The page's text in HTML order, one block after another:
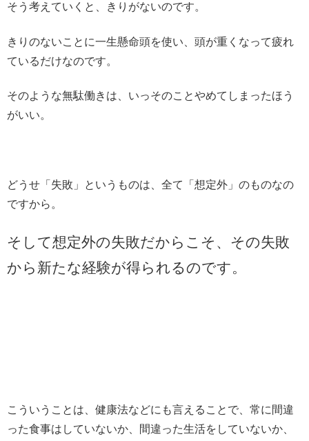
そう考えていくと、きりがないのです。
きりのないことに一生懸命頭を使い、頭が重くなって疲れ
ているだけなのです。
そのような無駄働きは、いっそのことやめてしまったほう
がいい。
どうせ「失敗」というものは、全て「想定外」のものなの
ですから。
そして想定外の失敗だからこそ、その失敗
から新たな経験が得られるのです。
こういうことは、健康法などにも言えることで、常に間違
った食事はしていないか、間違った生活をしていないか、